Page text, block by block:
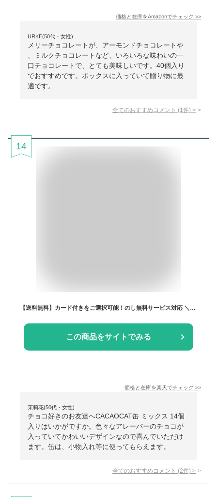
価格と在庫をAmazonでチェック >>
URKE(50代・女性)
メリーチョコレートが、アーモンドチョコレートや
、ミルクチョコレートなど、いろいろな味わいの一
口チョコレートで、とても美味しいです。40個入り
でおすすめです。ボックスに入っていて贈り物に最
適です。
全てのおすすめコメント (1 件) >
14
【送料無料】カード付きをご選択可能！のし無料サービス対応 ＼楽天ランキング1位／北海道産 プレミアムチョコレート 選べる猫缶《CACAOCAT缶14個入 》DADACA 公式 クリスマス お歳暮 お年賀 年末年始 お土産 お持たせ 冬ギフト 熨斗対応
この商品をサイトでみる
価格と在庫を楽天でチェック >>
茉莉花(50代・女性)
チョコ好きのお友達へCACAOCAT缶 ミックス 14個
入りはいかがですか。色々なアレーバーのチョコが
入っていてかわいいデザインなので喜んでいただけ
ます。缶は、小物入れ等に使ってもらえます。
全てのおすすめコメント (2件) >